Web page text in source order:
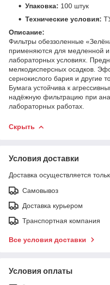
Упаковка: 100 штук
Технические условия:
Описание:
Фильтры обеззоленные
применяются для медленной
лабораторных условиях.
мелкодисперсных осадков.
сернокислого бария и другие
Бумага устойчива к
надёжную фильтрацию при
лабораторных работах.
Скрыть
Условия доставки
Доставка осуществляется
Самовывоз
Доставка курьером
Транспортная компания
Все условия доставки
Условия оплаты